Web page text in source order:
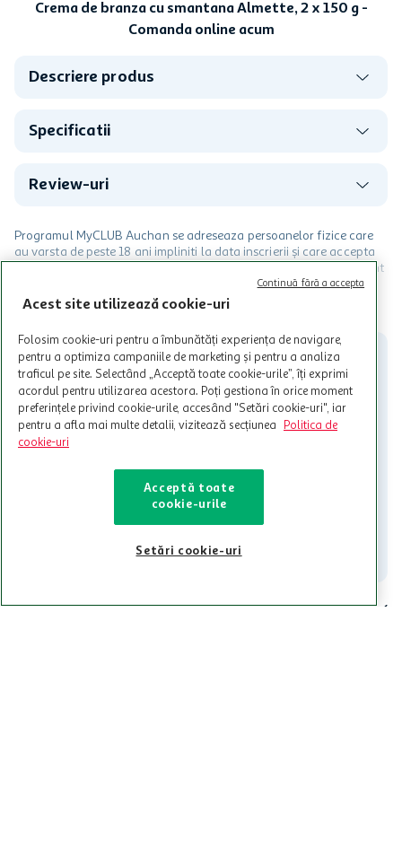
Crema de branza cu smantana Almette, 2 x 150 g -
Comanda online acum
Descriere produs
Specificatii
Review-uri
Programul MyCLUB Auchan se adreseaza persoanelor fizice care
au varsta de peste 18 ani impliniti la data inscrierii și care accepta
Termenele și Condițiile Programului. Ofertele MyCLUB Auchan sunt
valabile in limita stocurilor disponibile. Beneficiile se acorda in
limita a 12 unitati / card client o singura data in perioada promotiei.
participante și pentru acțiuni promotionale indicate de Auchan si
nu poate fi utilizat in legatura cu alti comercianți sau pentru alte
activitati in afara celor mentionate in Termene si Conditii. Auchan
nu raspunde pentru imposibilitatea utilizarii Cardului in perioada in
care aceste este suspendat sau in perioada in care sunt efectuate
intretineri sau reparatii tehnice la sistemul de utilizarea al Cardului.
CITESTE MAI MULT
Iti stam mereu la dispozitie.
021-9141 contact@auchan.ro
Pentru tine
Acest site utilizează cookie-uri
Folosim cookie-uri pentru a îmbunătăți experiența de navigare,
pentru a optimiza campaniile de marketing și pentru a analiza
traficul pe site. Selectând „Acceptă toate cookie-urile”, îți exprimi
acordul pentru utilizarea acestora. Poți gestiona în orice moment
preferințele privind cookie-urile, accesând "Setări cookie-uri", iar
pentru a afla mai multe detalii, vizitează secțiunea
Politica de
cookie-uri
Acceptă toate
cookie-urile
Setări cookie-uri
Continuă fără a accepta